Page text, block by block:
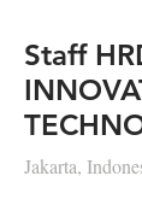
Staff
Jakarta,